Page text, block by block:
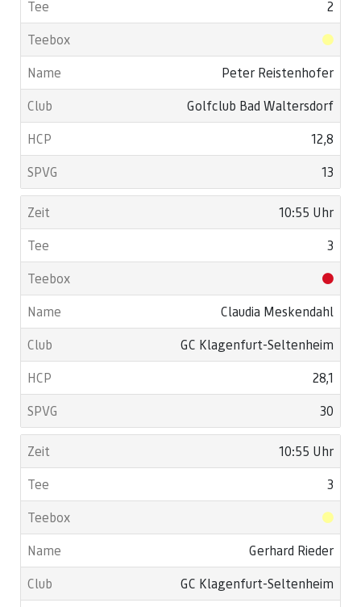
2
Peter Reistenhofer
Golfclub Bad Waltersdorf
12,8
13
10:55 Uhr
3
Claudia Meskendahl
GC Klagenfurt-Seltenheim
28,1
30
10:55 Uhr
3
Gerhard Rieder
GC Klagenfurt-Seltenheim